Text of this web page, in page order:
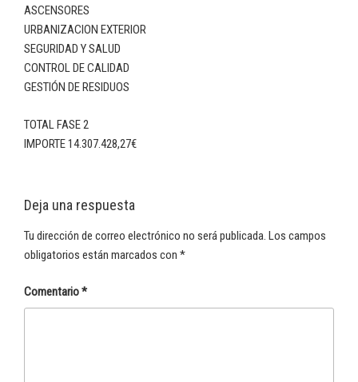
ASCENSORES
URBANIZACION EXTERIOR
SEGURIDAD Y SALUD
CONTROL DE CALIDAD
GESTIÓN DE RESIDUOS
TOTAL FASE 2
IMPORTE 14.307.428,27€
Deja una respuesta
Tu dirección de correo electrónico no será publicada. Los campos
obligatorios están marcados con *
Comentario*